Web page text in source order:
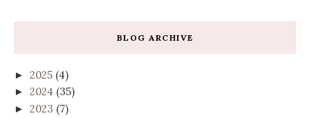
BLOG ARCHIVE
► 2025 (4)
► 2024 (35)
► 2023 (7)